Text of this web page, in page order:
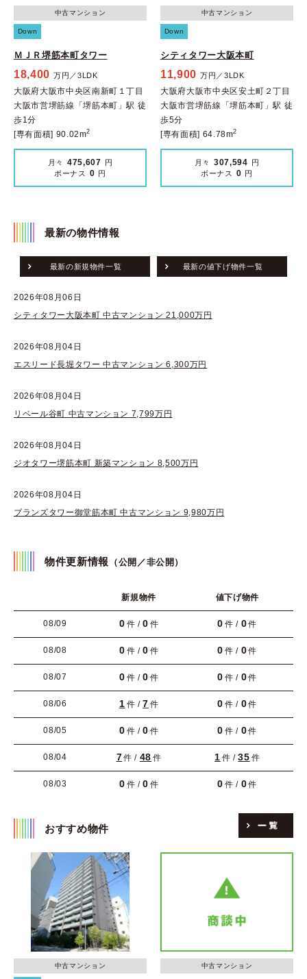
中古マンション
Down
ＭＪＲ堺筋本町タワー
18,400 万円／3LDK
大阪府大阪市中央区南新町１丁目
大阪市営堺筋線「堺筋本町」駅 徒
歩1分
[専有面積] 90.02m2
月々 475,607 円
ボーナス
0 円
中古マンション
Down
シティタワー大阪本町
11,900 万円／3LDK
大阪府大阪市中央区安土町２丁目
大阪市営堺筋線「堺筋本町」駅 徒
歩5分
[専有面積] 64.78m2
月々 307,594 円
ボーナス
0 円
最新の物件情報
最新の新規物件一覧 最新の値下げ物件一覧
2026年08月06日
シティタワー大阪本町 中古マンション 21,000万円
2026年08月04日
エスリード長堀タワー 中古マンション 6,300万円
2026年08月04日
リベール谷町 中古マンション 7,799万円
2026年08月04日
ジオタワー堺筋本町 新築マンション 8,500万円
2026年08月04日
ブランズタワー御堂筋本町 中古マンション 9,980万円
物件更新情報 （公開／非公開）
新規物件 値下げ物件
08/09 0 件 /0 件 0 件 / 0件
08/08 0 件 /0 件 0 件 / 0件
08/07 0 件 /0 件 0 件 / 0件
08/06 1 件 /7 件 0 件 / 0件
08/05 0 件 /0 件 0 件 / 0件
08/04 7件 / 48 件 1 件 /35 件
08/03 0 件 /0 件 0 件 / 0件
おすすめ物件
中古マンション 中古マンション